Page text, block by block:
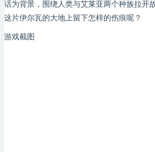
话为背景，围绕人类与艾莱亚两个种族拉开
这片伊尔瓦的大地上留下怎样的伤痕呢？
游戏截图